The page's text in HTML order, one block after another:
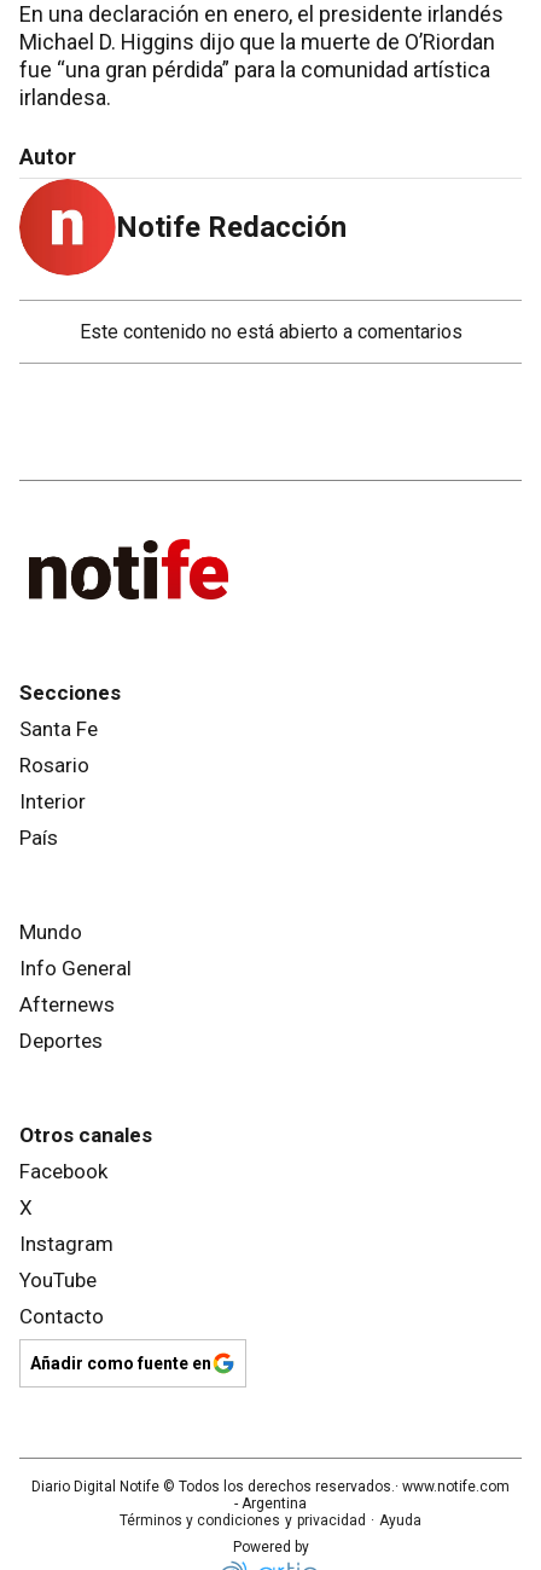
En una declaración en enero, el presidente irlandés
Michael D. Higgins dijo que la muerte de O’Riordan
fue “una gran pérdida” para la comunidad artística
irlandesa.
Autor
Notife Redacción
Este contenido no está abierto a comentarios
Secciones
Santa Fe
Rosario
Interior
País
Mundo
Info General
Afternews
Deportes
Otros canales
Facebook
X
Instagram
YouTube
Contacto
Añadir como fuente en
Diario Digital Notife © Todos los derechos reservados.· www.notife.com
- Argentina
Términos y condiciones y privacidad · Ayuda
Powered by